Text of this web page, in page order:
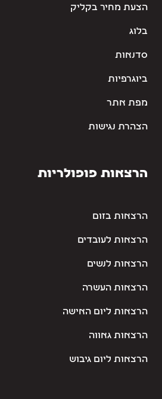
הצעת מחיר בקליק
בלוג
סדנאות
ביוגרפיות
מפת אתר
הצהרת נגישות
הרצאות פופולריות
הרצאות בזום
הרצאות לעובדים
הרצאות לנשים
הרצאות העשרה
הרצאות ליום האישה
הרצאות גאווה
הרצאות ליום גיבוש